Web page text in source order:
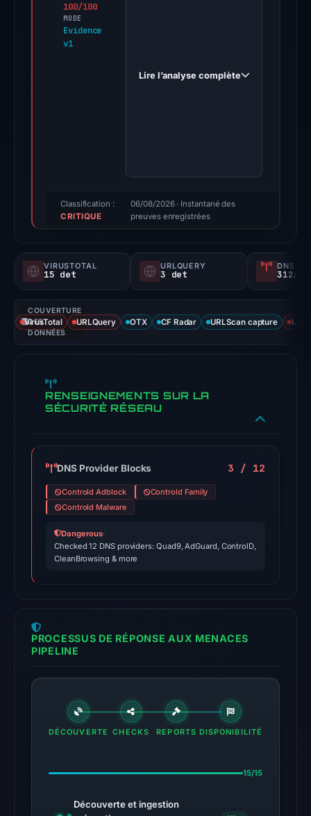
100/100
MODE
Evidence
v1
20,
score,
not
probability).
Threat
signals:
15
of
flagged
domain
May
8,
2026
04:40
UTC.
matches
(MetaMask,
in
the
snapshot
from
at
Lire l’analyse complète
Classification :
CRITIQUE
06/08/2026· Instantané des
preuves enregistrées
VIRUSTOTAL
15 det
URLQUERY
3 det
DNS
312/
COUVERTURE
DES
DONNÉES
VirusTotal URLQuery OTX CF Radar URLScan capture
RENSEIGNEMENTS SUR LA
SÉCURITÉ RÉSEAU
DNS Provider Blocks 3 / 12
Controld Adblock
Controld Family
Controld Malware
Dangerous·
Checked 12 DNS providers: Quad9, AdGuard, ControlD,
CleanBrowsing & more
PROCESSUS DE RÉPONSE AUX MENACES
PIPELINE
DÉCOUVERTE CHECKS REPORTS DISPONIBILITÉ
15/15
Découverte et ingestion